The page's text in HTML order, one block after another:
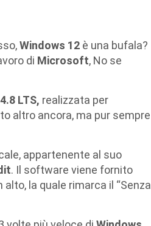
Windows 12 è una bufala?
di Microsoft, No se
LTS, realizzata per
altro ancora, ma pur sempre
appartenente al suo
. Il software viene fornito
la quale rimarca il “Senza